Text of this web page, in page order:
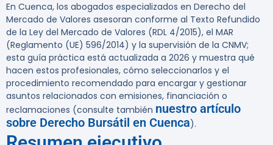
En Cuenca, los abogados especializados en Derecho del
Mercado de Valores asesoran conforme al Texto Refundido
de la Ley del Mercado de Valores (RDL 4/2015), el MAR
(Reglamento (UE) 596/2014) y la supervisión de la CNMV;
esta guía práctica está actualizada a 2026 y muestra qué
hacen estos profesionales, cómo seleccionarlos y el
procedimiento recomendado para encargar y gestionar
asuntos relacionados con emisiones, financiación o
reclamaciones (consulte también nuestro artículo
sobre Derecho Bursátil en Cuenca).